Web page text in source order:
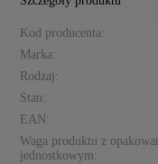
Kod producenta:
Marka:
Rodzaj:
Stan:
EAN:
Waga produktu z
jednostkowym: